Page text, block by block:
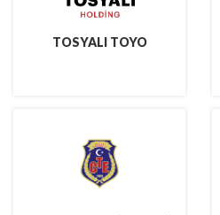
TOSYALI TOYO